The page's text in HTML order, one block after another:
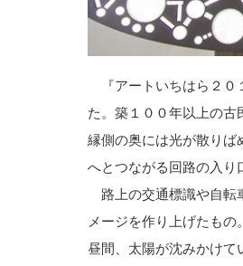
『アートいちはら２０
た。築１００年以上の古
縁側の奥には光が散りば
へとつながる回路の入り
路上の交通標識や自転
メージを作り上げたも
昼間、太陽が沈みかけて